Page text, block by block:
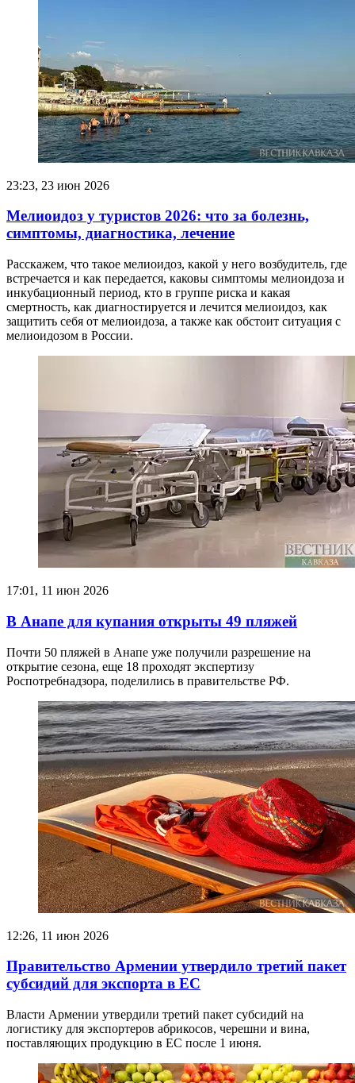
23:23, 23 июн 2026
Мелиоидоз у туристов 2026: что за болезнь,
симптомы, диагностика, лечение
Расскажем, что такое мелиоидоз, какой у него возбудитель, где
встречается и как передается, каковы симптомы мелиоидоза и
инкубационный период, кто в группе риска и какая
смертность, как диагностируется и лечится мелиоидоз, как
защитить себя от мелиоидоза, а также как обстоит ситуация с
мелиоидозом в России.
17:01, 11 июн 2026
В Анапе для купания открыты 49 пляжей
Почти 50 пляжей в Анапе уже получили разрешение на
открытие сезона, еще 18 проходят экспертизу
Роспотребнадзора, поделились в правительстве РФ.
12:26, 11 июн 2026
Правительство Армении утвердило третий пакет
субсидий для экспорта в ЕС
Власти Армении утвердили третий пакет субсидий на
логистику для экспортеров абрикосов, черешни и вина,
поставляющих продукцию в ЕС после 1 июня.